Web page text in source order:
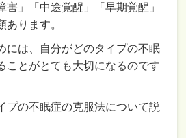
害」「中途覚醒」「早期覚醒」
あります。
には、自分がどのタイプの不眠
ことがとても大切になるのです
プの不眠症の克服法について説